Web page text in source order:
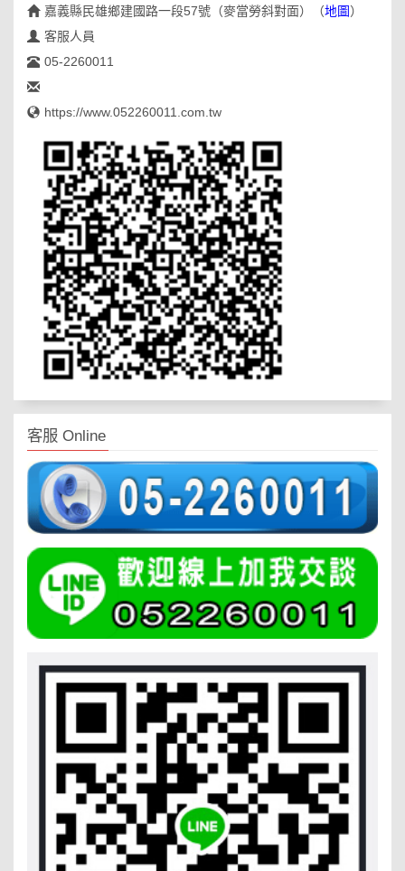
嘉義縣民雄鄉建國路一段57號（麥當勞斜對面）
（地圖）
客服人員
05-2260011
https://www.052260011.com.tw
客服 Online